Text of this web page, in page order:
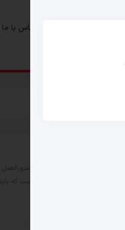
تماس با ما
و آن را صرفاً به فرم و دستورالعمل
می‌شود به اجبار، اینجاست که باید